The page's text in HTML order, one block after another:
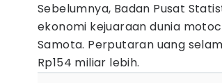
Sebelumnya, Badan Pusat
ekonomi kejuaraan dunia
Samota. Perputaran uang
Rp154 miliar lebih.